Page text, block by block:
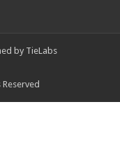
by TieLabs